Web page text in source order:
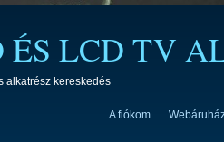
ÉS LCD TV
alkatrész kereskedés
A fiókom